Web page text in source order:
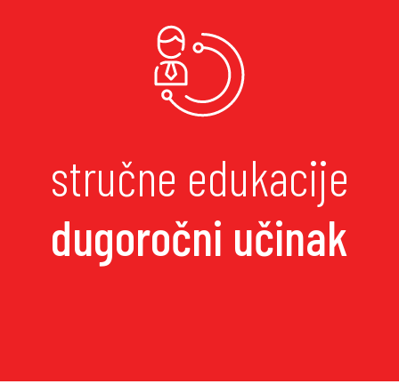
stručne edukacije
dugoročni učinak